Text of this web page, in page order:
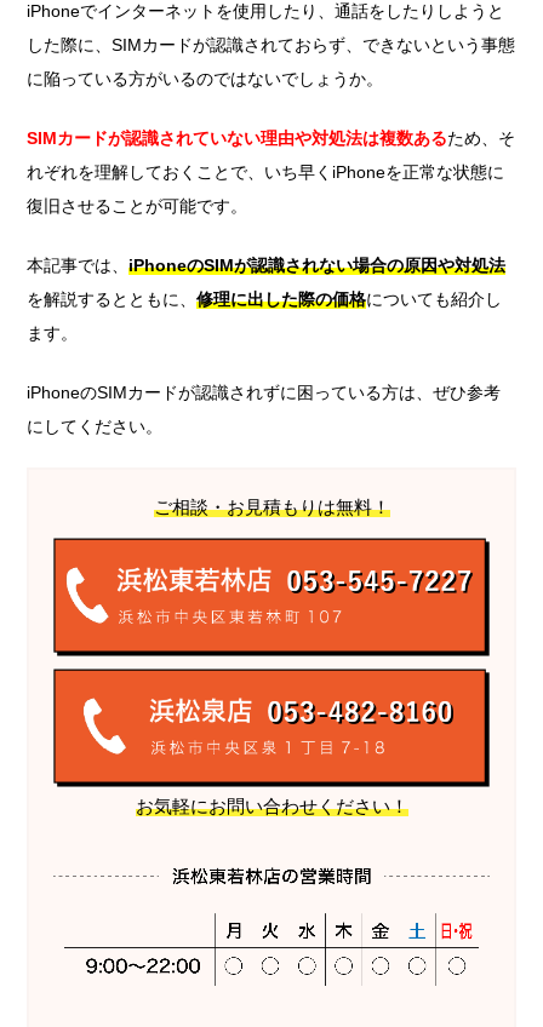
iPhoneでインターネットを使用したり、通話をしたりしようと
した際に、SIMカードが認識されておらず、できないという事態
に陥っている方がいるのではないでしょうか。
SIMカードが認識されていない理由や対処法は複数あるため、そ
れぞれを理解しておくことで、いち早くiPhoneを正常な状態に
復旧させることが可能です。
本記事では、iPhoneのSIMが認識されない場合の原因や対処法
を解説するとともに、修理に出した際の価格についても紹介し
ます。
iPhoneのSIMカードが認識されずに困っている方は、ぜひ参考
にしてください。
ご相談・お見積もりは無料！
お気軽にお問い合わせください！